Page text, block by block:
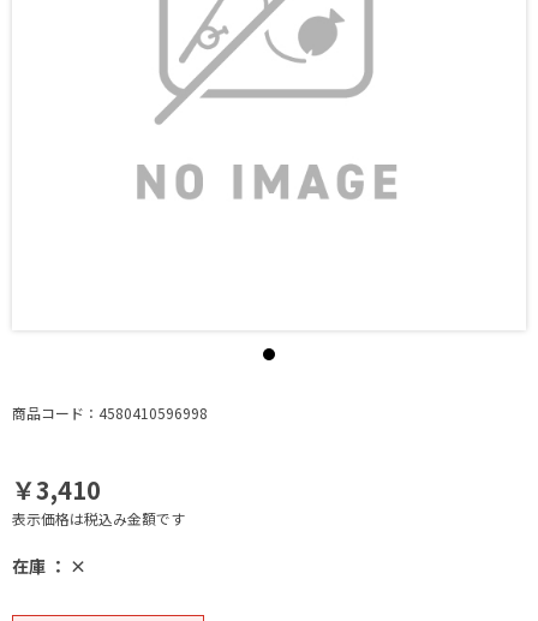
商品コード：4580410596998
￥3,410
表示価格は税込み金額です
在庫 ： ×